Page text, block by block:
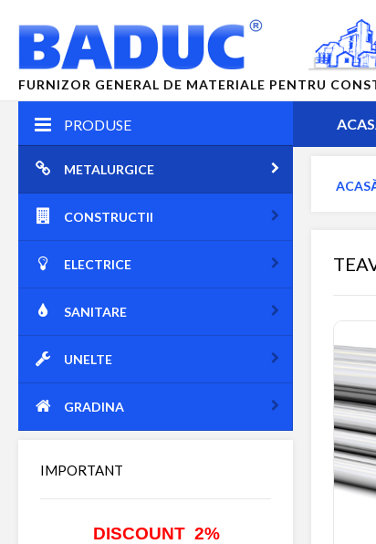
FURNIZOR GENERAL DE MATERIALE PENTRU
PRODUSE
METALURGICE
CONSTRUCTII
ELECTRICE
SANITARE
UNELTE
GRADINA
IMPORTANT
DISCOUNT 2%